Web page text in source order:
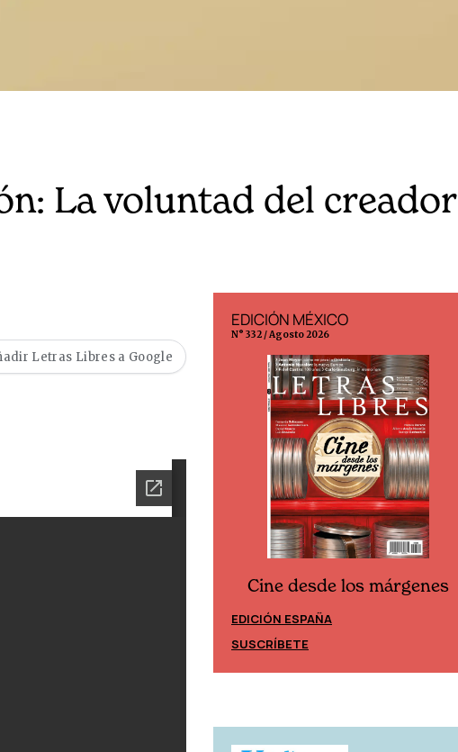
La voluntad del creador
Letras Libres a Google
EDICIÓN MÉXICO
N° 332 / Agosto 2026
Cine desde los márgenes
EDICIÓN ESPAÑA
SUSCRÍBETE